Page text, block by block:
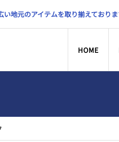
地元のアイテムを取り揃えており
HOME